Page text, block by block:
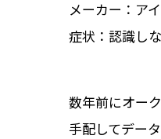
メーカー：ア
症状：認識し
数年前にオー
手配してデー